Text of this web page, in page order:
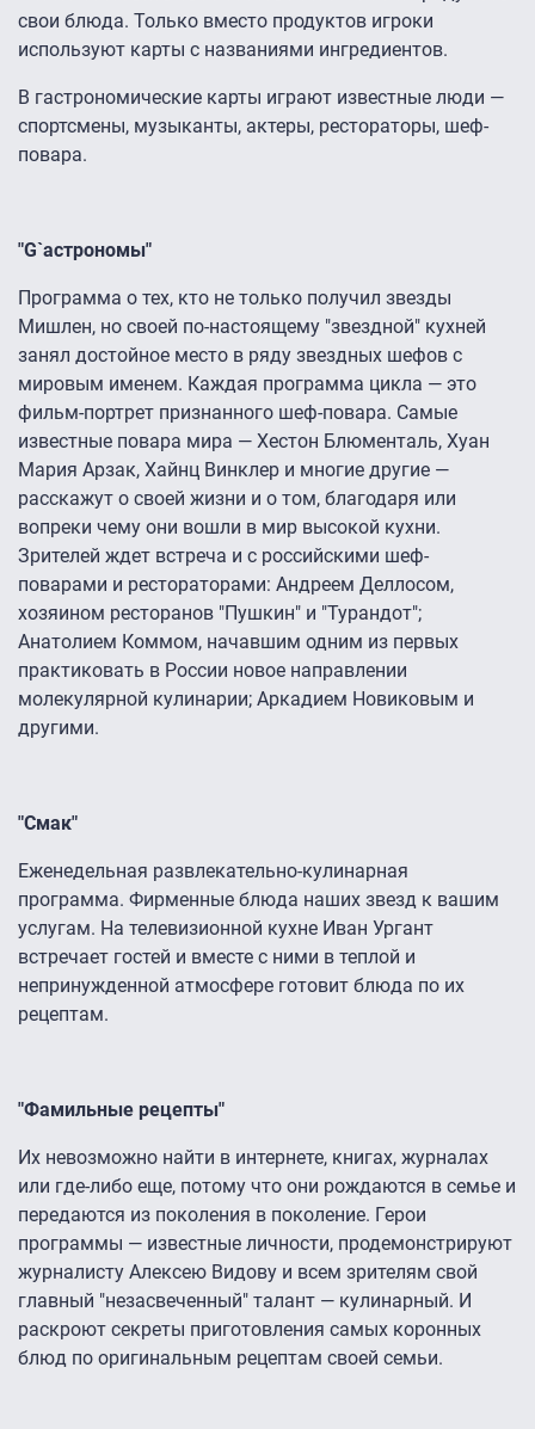
свои блюда. Только вместо продуктов игроки
используют карты с названиями ингредиентов.
В гастрономические карты играют известные люди —
спортсмены, музыканты, актеры, рестораторы, шеф-
повара.
"G`астрономы"
Программа о тех, кто не только получил звезды
Мишлен, но своей по-настоящему "звездной" кухней
занял достойное место в ряду звездных шефов с
мировым именем. Каждая программа цикла — это
фильм-портрет признанного шеф-повара. Самые
известные повара мира — Хестон Блюменталь, Хуан
Мария Арзак, Хайнц Винклер и многие другие —
расскажут о своей жизни и о том, благодаря или
вопреки чему они вошли в мир высокой кухни.
Зрителей ждет встреча и с российскими шеф-
поварами и рестораторами: Андреем Деллосом,
хозяином ресторанов "Пушкин" и "Турандот";
Анатолием Коммом, начавшим одним из первых
практиковать в России новое направлении
молекулярной кулинарии; Аркадием Новиковым и
другими.
"Смак"
Еженедельная развлекательно-кулинарная
программа. Фирменные блюда наших звезд к вашим
услугам. На телевизионной кухне Иван Ургант
встречает гостей и вместе с ними в теплой и
непринужденной атмосфере готовит блюда по их
рецептам.
"Фамильные рецепты"
Их невозможно найти в интернете, книгах, журналах
или где-либо еще, потому что они рождаются в семье и
передаются из поколения в поколение. Герои
программы — известные личности, продемонстрируют
журналисту Алексею Видову и всем зрителям свой
главный "незасвеченный" талант — кулинарный. И
раскроют секреты приготовления самых коронных
блюд по оригинальным рецептам своей семьи.